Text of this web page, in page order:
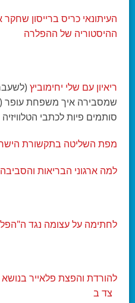
העיתונאי כריס ברייסון
ההיסטוריה של ההפלרה
ריאיון עם שלי יחימוביץ
שמסבירה איך משפחת עופר
סותמים פיות לכתבי הטלוויזיה
מפת השליטה בתקשורת
למה ארגוני הבריאות
לחתימה על עצומה נגד
להורדת והפצת פלאייר בנושא
צד ב